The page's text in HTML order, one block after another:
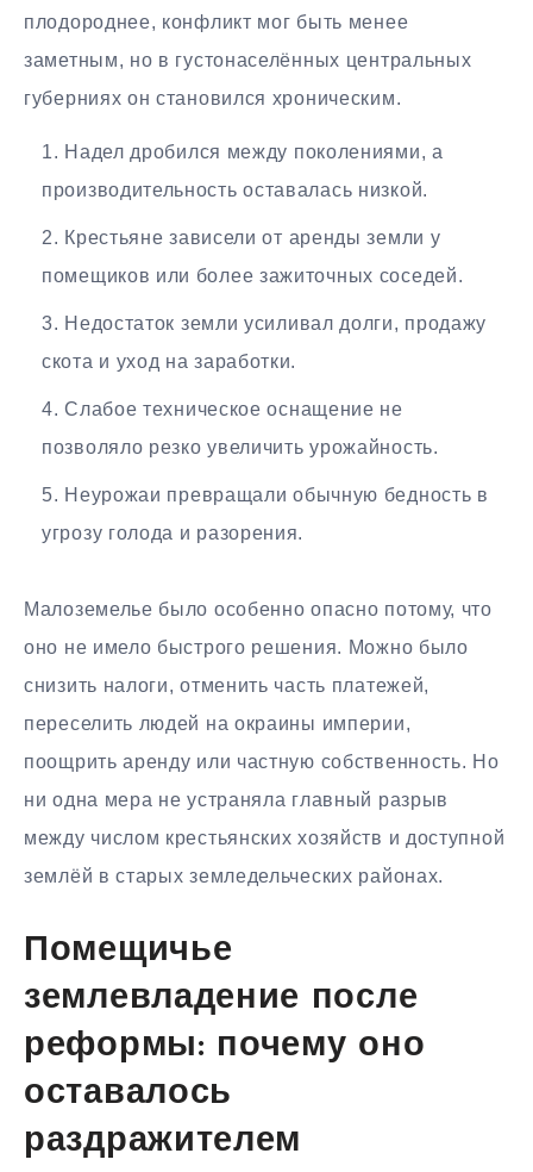
плодороднее, конфликт мог быть менее
заметным, но в густонаселённых центральных
губерниях он становился хроническим.
Надел дробился между поколениями, а
производительность оставалась низкой.
Крестьяне зависели от аренды земли у
помещиков или более зажиточных соседей.
Недостаток земли усиливал долги, продажу
скота и уход на заработки.
Слабое техническое оснащение не
позволяло резко увеличить урожайность.
Неурожаи превращали обычную бедность в
угрозу голода и разорения.
Малоземелье было особенно опасно потому, что
оно не имело быстрого решения. Можно было
снизить налоги, отменить часть платежей,
переселить людей на окраины империи,
поощрить аренду или частную собственность. Но
ни одна мера не устраняла главный разрыв
между числом крестьянских хозяйств и доступной
землёй в старых земледельческих районах.
Помещичье
землевладение после
реформы: почему оно
оставалось
раздражителем